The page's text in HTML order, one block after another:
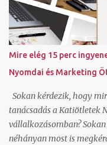
virágos kertre lehet látni
Ha jól megnézzük
Annak nem néztem még
hogyan lehet
és lehet-e jobb
látom, hogy ha nincs
bátran használhat ilyen
Mire elég 15 perc
Nyomdai és Marketing
Sokan kérdezik, hogy
tanácsadás a Katiötletek
vállalkozásomban?
néhányan most is